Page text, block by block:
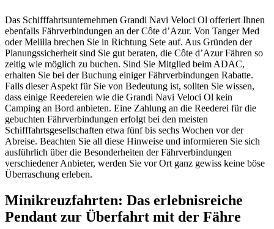
Das Schifffahrtsunternehmen Grandi Navi Veloci Ol offeriert Ihnen
ebenfalls Fährverbindungen an der Côte d’Azur. Von Tanger Med
oder Melilla brechen Sie in Richtung Sete auf. Aus Gründen der
Planungssicherheit sind Sie gut beraten, die Côte d’Azur Fähren so
zeitig wie möglich zu buchen. Sind Sie Mitglied beim ADAC,
erhalten Sie bei der Buchung einiger Fährverbindungen Rabatte.
Falls dieser Aspekt für Sie von Bedeutung ist, sollten Sie wissen,
dass einige Reedereien wie die Grandi Navi Veloci Ol kein
Camping an Bord anbieten. Eine Zahlung an die Reederei für die
gebuchten Fährverbindungen erfolgt bei den meisten
Schifffahrtsgesellschaften etwa fünf bis sechs Wochen vor der
Abreise. Beachten Sie all diese Hinweise und informieren Sie sich
ausführlich über die Besonderheiten der Fährverbindungen
verschiedener Anbieter, werden Sie vor Ort ganz gewiss keine böse
Überraschung erleben.
Minikreuzfahrten: Das erlebnisreiche
Pendant zur Überfahrt mit der Fähre